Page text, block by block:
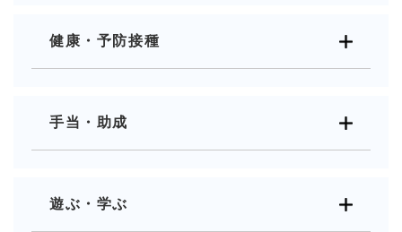
健康・予防接種
手当・助成
遊ぶ・学ぶ